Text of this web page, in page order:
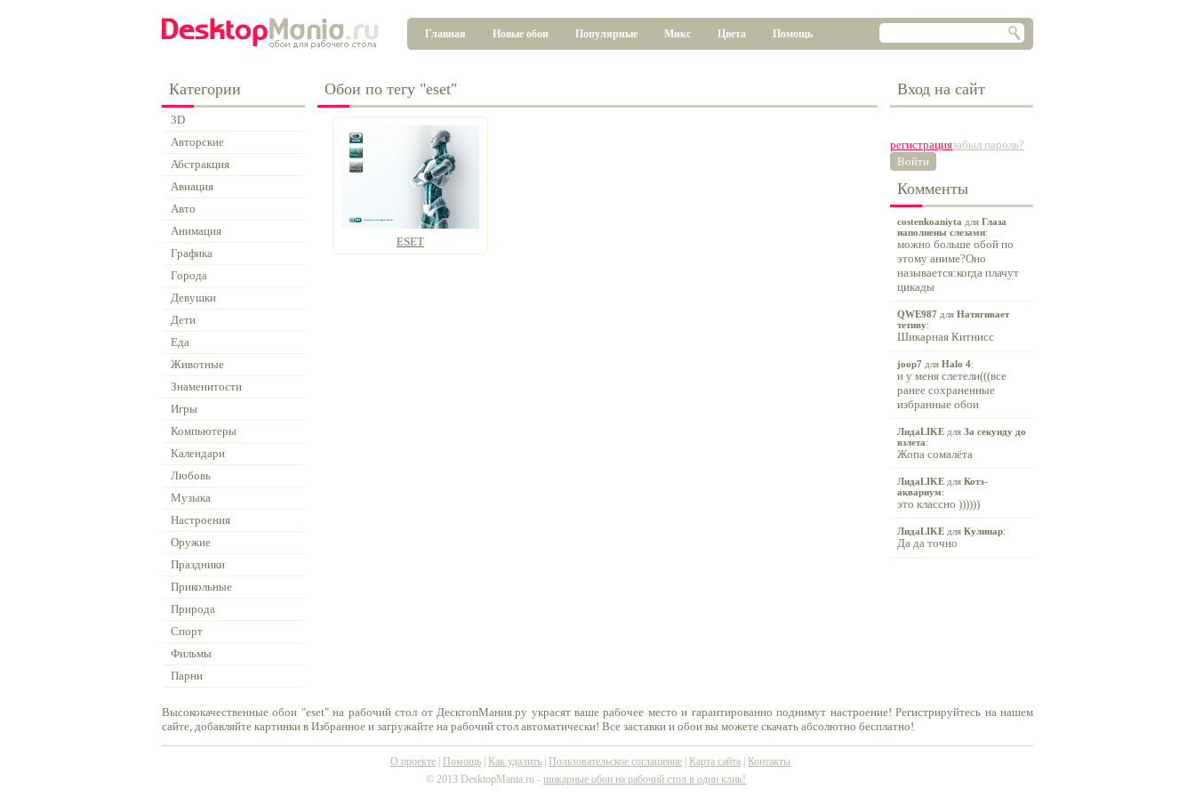
Главная Новые обои Популярные Микс Цвета Помощь
Категории
3D
Авторские
Абстракция
Авиация
Авто
Анимация
Графика
Города
Девушки
Дети
Еда
Животные
Знаменитости
Игры
Компьютеры
Календари
Любовь
Музыка
Настроения
Оружие
Праздники
Прикольные
Природа
Спорт
Фильмы
Парни
Обои по тегу "eset"
ESET
Вход на сайт
регистрациязабыл пароль?
Войти
Комменты
costenkoaniyta для Глаза
наполнены слезами:
можно больше обой по
этому аниме?Оно
называется:когда плачут
цикады
QWE987 для Натягивает
тетиву:
Шикарная Китнисс
joop7 для Halo 4:
и у меня слетели(((все
ранее сохраненные
избранные обои
ЛидаLIKE для За секунду до
взлета:
Жопа сомалёта
ЛидаLIKE для Котэ-
аквариум:
это классно ))))))
ЛидаLIKE для Кулинар:
Да да точно
Высококачественные обои "eset" на рабочий стол от ДесктопМания.ру украсят ваше рабочее место и гарантированно поднимут настроение! Регистрируйтесь на нашем
сайте, добавляйте картинки в Избранное и загружайте на рабочий стол автоматически! Все заставки и обои вы можете скачать абсолютно бесплатно!
О проекте Помощь Как удалить Пользовательское соглашение Карта сайта
Контакты
© 2013 DesktopMania.ru - шикарные обои на рабочий стол в один клик!